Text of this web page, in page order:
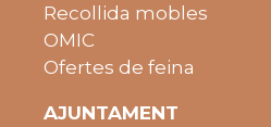
Recollida mobles
OMIC
Ofertes de feina
AJUNTAMENT